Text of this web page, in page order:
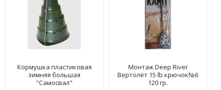
Кормушка пластиковая
зимняя большая
"Самосвал"
Монтаж Deep River
Вертолёт 15 lb крючок№6
120 гр.